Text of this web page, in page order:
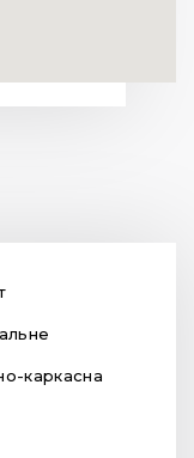
каркасна